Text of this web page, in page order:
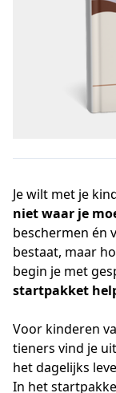
Je wilt met je
niet waar je
beschermen én
bestaat, maar
begin je met
startpakket
Voor kinderen
tieners vind je
het dagelijks
In het